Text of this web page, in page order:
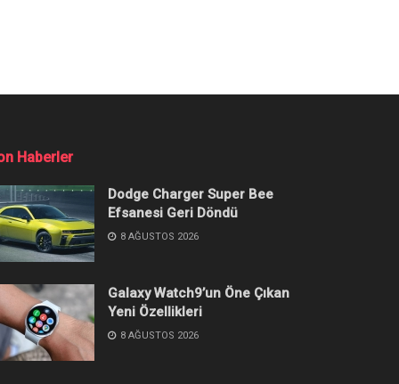
Haberler
Dodge Charger Super Bee
Efsanesi Geri Döndü
8 AĞUSTOS 2026
Galaxy Watch9’un Öne Çıkan
Yeni Özellikleri
8 AĞUSTOS 2026